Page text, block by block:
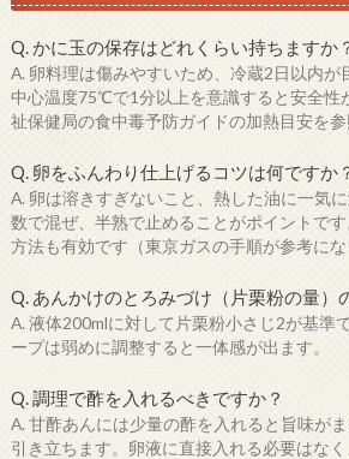
Q. かに玉の保存はどれくらい持ちますか
A. 卵料理は傷みやすいため、冷蔵2日以内が
中心温度75℃で1分以上を意識すると安全性
祉保健局の食中毒予防ガイドの加熱目安を参
Q. 卵をふんわり仕上げるコツは何ですか
A. 卵は溶きすぎないこと、熱した油に一気
数で混ぜ、半熟で止めることがポイントで
方法も有効です（東京ガスの手順が参考にな
Q. あんかけのとろみづけ（片栗粉の量）
A. 液体200mlに対して片栗粉小さじ2が基準
ープは弱めに調整すると一体感が出ます。
Q. 調理で酢を入れるべきですか？
A. 甘酢あんには少量の酢を入れると旨味が
引き立ちます。卵液に直接入れる必要はな